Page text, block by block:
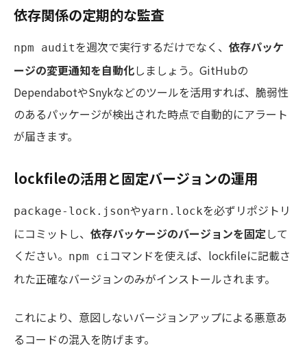
依存関係の定期的な監査
npm auditを週次で実行するだけでなく、 依存パッケ
ージの変更通知を自動化しましょう。GitHubの
DependabotやSnykなどのツールを活用すれば、脆弱性
のあるパッケージが検出された時点で自動的にアラート
が届きます。
lockfileの活用と固定バージョンの運用
package-lock.jsonやyarn.lockを必ずリポジトリ
にコミットし、 依存パッケージのバージョンを固定して
ください。 npm ci コマンドを使えば、lockfileに記載さ
れた正確なバージョンのみがインストールされます。
これにより、意図しないバージョンアップによる悪意あ
るコードの混入を防げます。